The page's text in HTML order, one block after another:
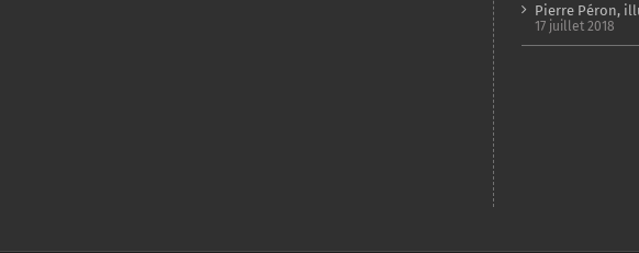
Pierre Péron,
17 juillet 2018